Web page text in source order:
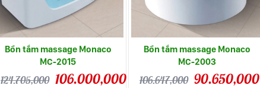
Bồn tắm massage Monaco
MC-2015
124.705,000 106.000,000
Bồn tắm massage Monaco
MC-2003
106.647,000 90.650,000